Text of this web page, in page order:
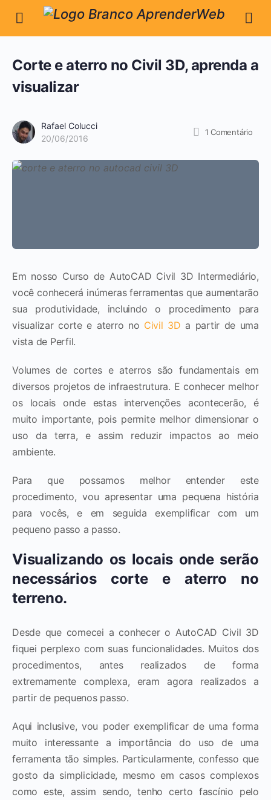
Corte e aterro no Civil 3D, aprenda a
visualizar
Rafael Colucci
20/06/2016
1Comentário
Em nosso Curso de AutoCAD Civil 3D Intermediário,
você conhecerá inúmeras ferramentas que aumentarão
sua produtividade, incluindo o procedimento para
visualizar corte e aterro no Civil 3D a partir de uma
vista de Perfil.
Volumes de cortes e aterros são fundamentais em
diversos projetos de infraestrutura. E conhecer melhor
os locais onde estas intervenções acontecerão, é
muito importante, pois permite melhor dimensionar o
uso da terra, e assim reduzir impactos ao meio
ambiente.
Para que possamos melhor entender este
procedimento, vou apresentar uma pequena história
para vocês, e em seguida exemplificar com um
pequeno passo a passo.
Visualizando os locais onde serão
necessários corte e aterro no
terreno.
Desde que comecei a conhecer o AutoCAD Civil 3D
fiquei perplexo com suas funcionalidades. Muitos dos
procedimentos, antes realizados de forma
extremamente complexa, eram agora realizados a
partir de pequenos passo.
Aqui inclusive, vou poder exemplificar de uma forma
muito interessante a importância do uso de uma
ferramenta tão simples. Particularmente, confesso que
gosto da simplicidade, mesmo em casos complexos
como este, assim sendo, tenho certo fascínio pelo